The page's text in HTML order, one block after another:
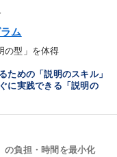
ム
の型」を体得
ための「説明のスキル」
に実践できる「説明の
の負担・時間を最小化